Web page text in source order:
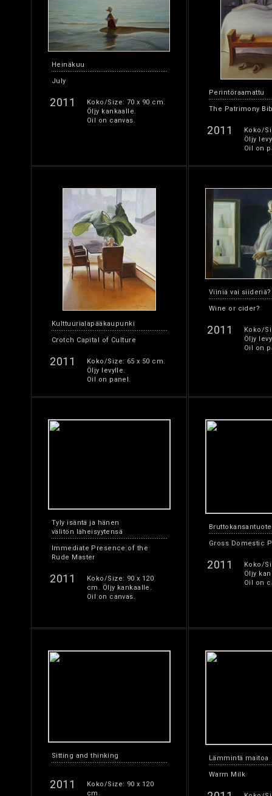
Heinäkuu
July
2011
Koko/Size: 70 x 90 cm.
Öljy kankaalle.
Oil on canvas.
Perintöraamattu
The Patrimony
2011
Koko/
Öljy
Oil on
Kulttuurialapääkaupunki
Crotch Capital of Culture
2011
Koko/Size: 65 x 50 cm.
Öljy levylle.
Oil on panel.
Viiniä vai siideriä?
Wine or cider?
2011
Koko/
Öljy
Oil on
Tyly isäntä ja hänen
välitön läheisyytensä
Immediate Presence of the
Rude Master
2011
Koko/Size: 90 x 120
cm. Öljy kankaalle.
Oil on canvas.
Bruttokansantuote
Gross Domestic
2011
Koko/
Öljy
Oil on
Sitting and thinking
2011
Koko/Size: 90 x 120
cm.
Lämmintä maitoa
Warm Milk